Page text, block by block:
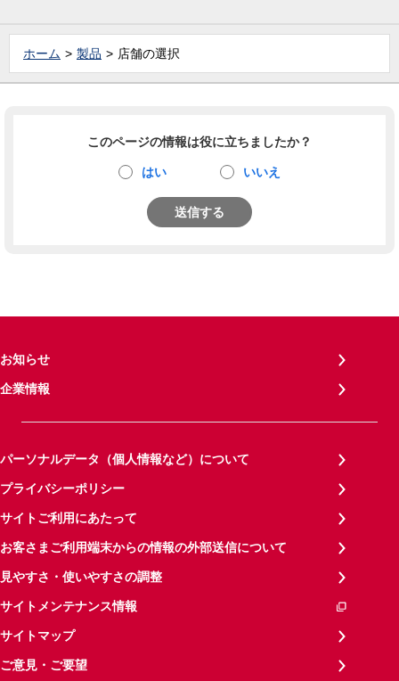
ホーム 製品 店舗の選択
このページの情報は役に立ちましたか？
はい いいえ
送信する
お知らせ
企業情報
パーソナルデータ（個人情報など）について
プライバシーポリシー
サイトご利用にあたって
お客さまご利用端末からの情報の外部送信について
見やすさ・使いやすさの調整
サイトメンテナンス情報
サイトマップ
ご意見・ご要望